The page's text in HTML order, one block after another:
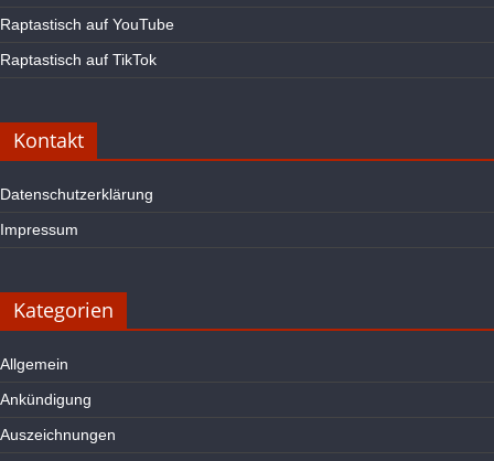
Raptastisch auf YouTube
Raptastisch auf TikTok
Kontakt
Datenschutzerklärung
Impressum
Kategorien
Allgemein
Ankündigung
Auszeichnungen